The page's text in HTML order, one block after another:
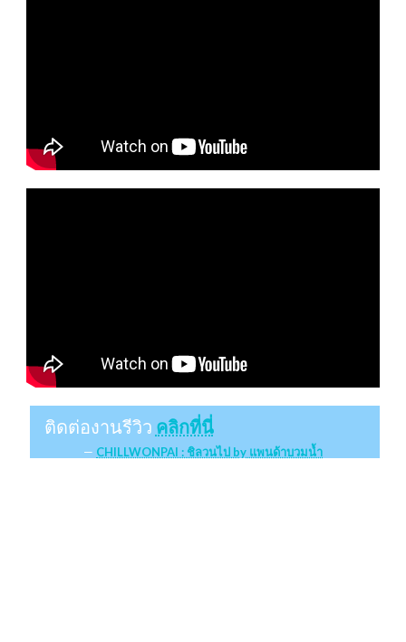
ติดต่องานรีวิว คลิกที่นี่
CHILLWONPAI : ชิลวนไป by แพนด้าบวมน้ำ